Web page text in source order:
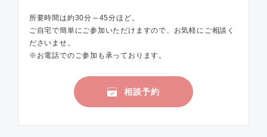
所要時間は約30分～45分ほど。
ご自宅で簡単にご参加いただけますので、お気軽にご相談く
ださいませ。
※お電話でのご参加も承っております。
相談予約